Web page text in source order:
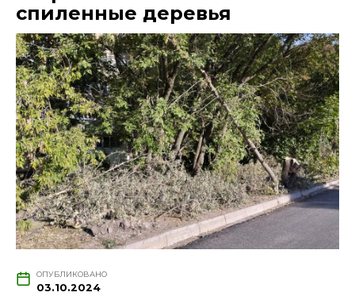
спиленные деревья
ОПУБЛИКОВАНО
03.10.2024